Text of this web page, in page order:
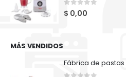
0 out of 5
$ 0,00
MÁS VENDIDOS
Fábrica de